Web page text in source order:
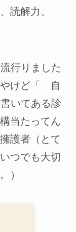
読解力、
行りました
やけど「 自
いてある診
当たってん
護者（とて
つでも大切
）